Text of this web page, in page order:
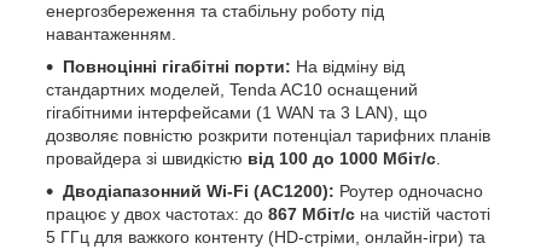
енергозбереження та стабільну роботу під
навантаженням.
Повноцінні гігабітні порти: На відміну від
стандартних моделей, Tenda AC10 оснащений
гігабітними інтерфейсами (1 WAN та 3 LAN), що
дозволяє повністю розкрити потенціал тарифних планів
провайдера зі швидкістю від 100 до 1000 Мбіт/с.
Дводіапазонний Wi-Fi (AC1200): Роутер одночасно
працює у двох частотах: до 867 Мбіт/с на чистій частоті
5 ГГц для важкого контенту (HD-стріми, онлайн-ігри) та